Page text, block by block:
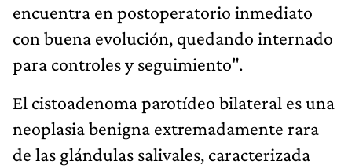
encuentra en postoperatorio inmediato
con buena evolución, quedando internado
para controles y seguimiento".
El cistoadenoma parotídeo bilateral es una
neoplasia benigna extremadamente rara
de las glándulas salivales, caracterizada